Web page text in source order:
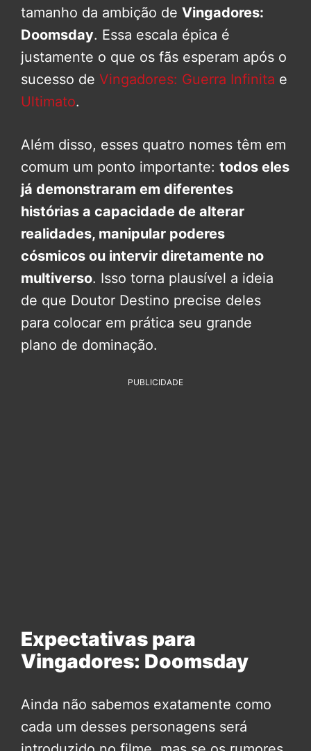
tamanho da ambição de Vingadores:
Doomsday. Essa escala épica é
justamente o que os fãs esperam após o
sucesso de Vingadores: Guerra Infinita e
Ultimato.
Além disso, esses quatro nomes têm em
comum um ponto importante: todos eles
já demonstraram em diferentes
histórias a capacidade de alterar
realidades, manipular poderes
cósmicos ou intervir diretamente no
multiverso. Isso torna plausível a ideia
de que Doutor Destino precise deles
para colocar em prática seu grande
plano de dominação.
PUBLICIDADE
Expectativas para
Vingadores: Doomsday
Ainda não sabemos exatamente como
cada um desses personagens será